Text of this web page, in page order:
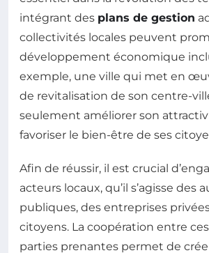
intégrant des plans de gestion
collectivités locales peuvent
développement économique
exemple, une ville qui met en
de revitalisation de son centre-
seulement améliorer son
favoriser le bien-être de ses
Afin de réussir, il est crucial
acteurs locaux, qu’il s’agisse des
publiques, des entreprises
citoyens. La coopération entre
parties prenantes permet de